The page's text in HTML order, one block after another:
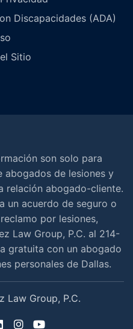
Discapacidades (ADA)
Sitio
son solo para
abogados de lesiones y
relación abogado-cliente.
un acuerdo de seguro o
por lesiones,
Law Group, P.C. al 214-
gratuita con un abogado
personales de Dallas.
Law Group, P.C.